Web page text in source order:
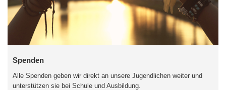
Spenden
Alle Spenden geben wir direkt an unsere Jugendlichen weiter und
unterstützen sie bei Schule und Ausbildung.